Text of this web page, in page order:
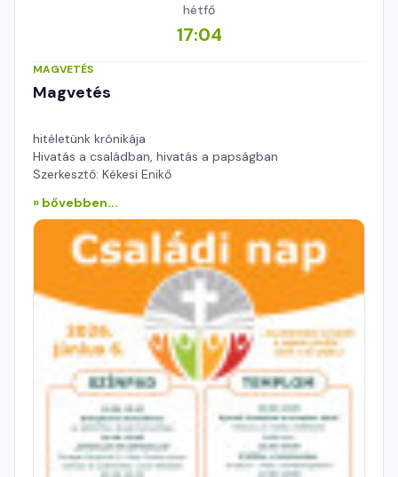
hétfő
17:04
MAGVETÉS
Magvetés
hitéletünk krónikája
Hivatás a családban, hivatás a papságban
Szerkesztő: Kékesi Enikő
» bővebben...